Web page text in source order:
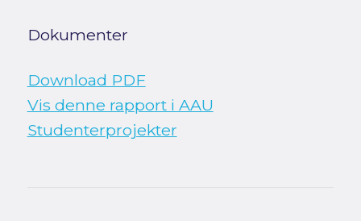
Dokumenter
Download PDF
Vis denne rapport i AAU
Studenterprojekter